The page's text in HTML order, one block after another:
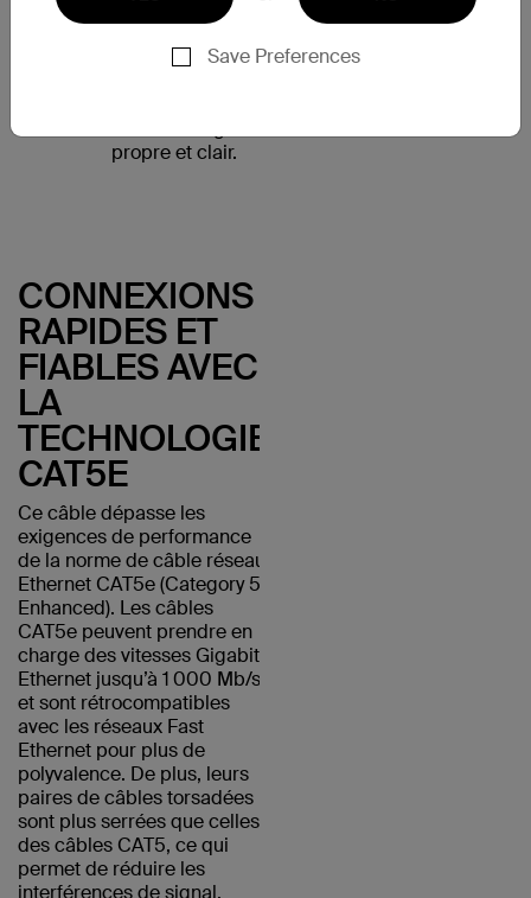
Save Preferences
chaque fois, tandis
propre et clair.
CONNEXIONS
RAPIDES ET
FIABLES AVEC
LA
TECHNOLOGIE
CAT5E
Ce câble dépasse les
exigences de performance
de la norme de câble réseau
Ethernet CAT5e (Category 5
Enhanced). Les câbles
CAT5e peuvent prendre en
charge des vitesses Gigabit
Ethernet jusqu’à 1 000 Mb/s
et sont rétrocompatibles
avec les réseaux Fast
Ethernet pour plus de
polyvalence. De plus, leurs
paires de câbles torsadées
sont plus serrées que celles
des câbles CAT5, ce qui
permet de réduire les
interférences de signal.